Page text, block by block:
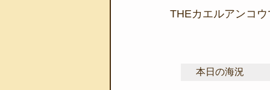
THEカエルアンコウ
本日の海況